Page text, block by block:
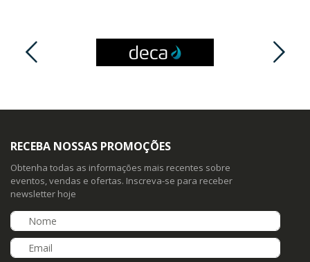
RECEBA NOSSAS PROMOÇÕES
Obtenha todas as informações mais recentes sobre
eventos, vendas e ofertas. Inscreva-se para receber
newsletter hoje